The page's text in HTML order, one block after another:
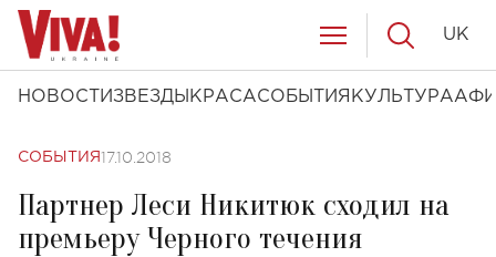
НОВОСТИ ЗВЕЗДЫ КРАСАСОБЫТИЯ КУЛЬТУРА
UK
СОБЫТИЯ 17.10.2018
Партнер Леси Никитюк сходил на
премьеру Черного течения